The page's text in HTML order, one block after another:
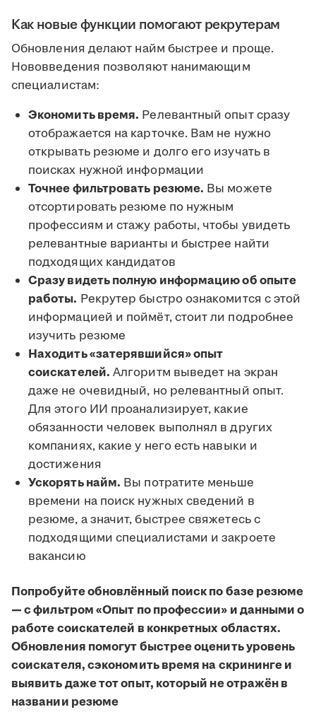
Как новые функции помогают рекрутерам
Обновления делают найм быстрее и проще.
Нововведения позволяют нанимающим
специалистам:
Экономить время. Релевантный опыт сразу
отображается на карточке. Вам не нужно
открывать резюме и долго его изучать в
поисках нужной информации
Точнее фильтровать резюме. Вы можете
отсортировать резюме по нужным
профессиям и стажу работы, чтобы увидеть
релевантные варианты и быстрее найти
подходящих кандидатов
Сразу видеть полную информацию об опыте
работы. Рекрутер быстро ознакомится с этой
информацией и поймёт, стоит ли подробнее
изучить резюме
Находить «затерявшийся» опыт
соискателей. Алгоритм выведет на экран
даже не очевидный, но релевантный опыт.
Для этого ИИ проанализирует, какие
обязанности человек выполнял в других
компаниях, какие у него есть навыки и
достижения
Ускорять найм. Вы потратите меньше
времени на поиск нужных сведений в
резюме, а значит, быстрее свяжетесь с
подходящими специалистами и закроете
вакансию
Попробуйте обновлённый поиск по базе резюме
— с фильтром «Опыт по профессии» и данными о
работе соискателей в конкретных областях.
Обновления помогут быстрее оценить уровень
соискателя, сэкономить время на скрининге и
выявить даже тот опыт, который не отражён в
названии резюме